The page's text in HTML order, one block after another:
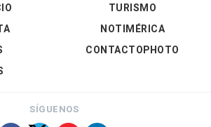
TURISMO
NOTIMÉRICA
CONTACTOPHOTO
SÍGUENOS